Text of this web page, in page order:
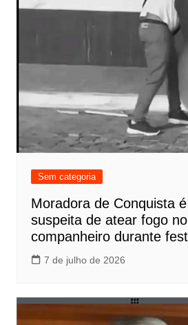
Sem categoria
Moradora de Conquista
suspeita de atear fogo
companheiro durante
7 de julho de 2026